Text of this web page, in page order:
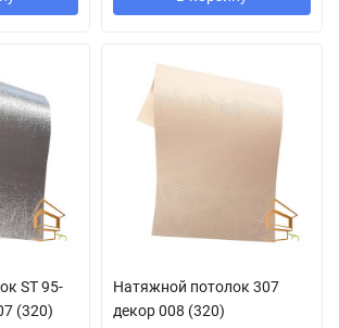
SТ 95-
(320)
Натяжной потолок 307
декор 008 (320)